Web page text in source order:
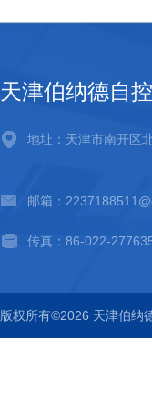
天津伯纳德自
地址：天津市南开区
邮箱：
传真：86-022-
版权所有©2026 天津伯纳